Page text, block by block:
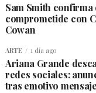
Sam Smith confirma
comprometide con
Cowan
ARTE 1 día ago
Ariana Grande
redes sociales:
tras emotivo